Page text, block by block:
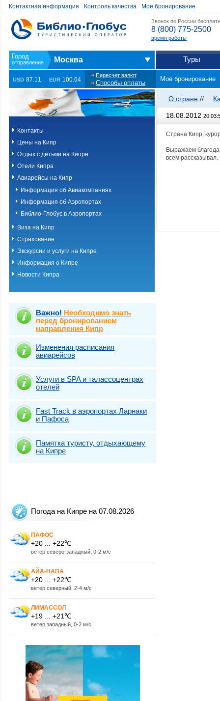
Контактная информация Контроль качества Моё бронирование
Звонок по России
8 (800) 775-2500
время работы
Москва Туры
USD 87.11 EUR 100.64
Пересчет валют
Способы оплаты
Моё бронирование
Контакты
Цены на Кипр
Отдых с детьми на Кипре
Отели Кипра
Авиарейсы на Кипр
Информация об Авиакомпаниях
Информация об Аэропортах
Библио-Глобус в Аэропортах
Виза на Кипр
Страхование
Экскурсии и услуги на Кипре
Информация о Кипре
Новости Кипра
Важно! Необходимо знать
перед бронированием
направления Кипр
Изменения расписания
авиарейсов
Услуги в SPA и талассоцентрах
отелей
Fast Traсk в аэропортах Ларнаки
и Пафоса
Памятка туристу, отдыхающему
на Кипре
Погода на Кипре на 07.08.2026
ПАФОС
+20 ... +22℃
ветер северо-западный, 0-2 м/с
АЙА-НАПА
+20 ... +22℃
ветер северный, 2-4 м/с
ЛИМАССОЛ
+19 ... +21℃
ветер западный, 0-2 м/с
О стране //
18.08.2012
Страна Кипр,
Выражаем
всем